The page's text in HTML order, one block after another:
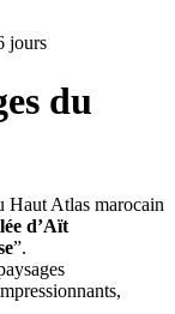
du
Haut Atlas marocain
d’Aït
”.